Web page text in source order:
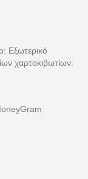
Εξωτερικό
χαρτοκιβωτίων: